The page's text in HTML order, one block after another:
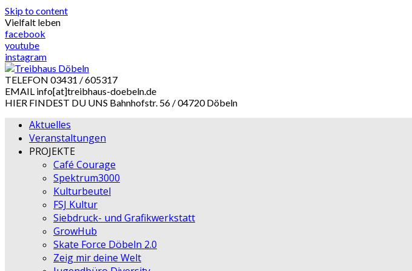
Skip to content
Vielfalt leben
facebook
youtube
instagram
TELEFON 03431 / 605317
EMAIL info[at]treibhaus-doebeln.de
HIER FINDEST DU UNS Bahnhofstr. 56 / 04720 Döbeln
Aktuelles
Veranstaltungen
PROJEKTE
Café Courage
Spektrum3000
Kulturbeutel
FSJ Kultur
Siebdruck- und Grafikwerkstatt
GrowHub
Skate Force Döbeln 2.0
Zeig mir deine Welt